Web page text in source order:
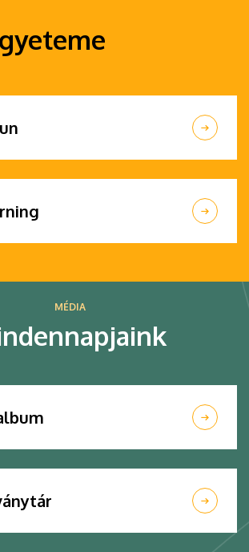
MÉDIA